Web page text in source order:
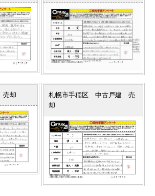
却
札幌市手稲区 中古戸建 売
却